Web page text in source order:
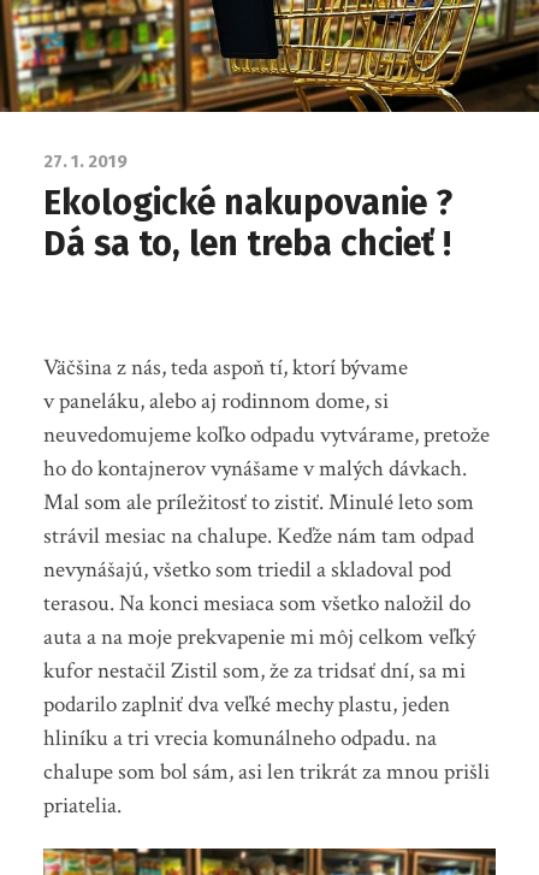
27. 1. 2019
Ekologické nakupovanie ?
Dá sa to, len treba chcieť !
Väčšina z nás, teda aspoň tí, ktorí bývame
v paneláku, alebo aj rodinnom dome, si
neuvedomujeme koľko odpadu vytvárame, pretože
ho do kontajnerov vynášame v malých dávkach.
Mal som ale príležitosť to zistiť. Minulé leto som
strávil mesiac na chalupe. Keďže nám tam odpad
nevynášajú, všetko som triedil a skladoval pod
terasou. Na konci mesiaca som všetko naložil do
auta a na moje prekvapenie mi môj celkom veľký
kufor nestačil Zistil som, že za tridsať dní, sa mi
podarilo zaplniť dva veľké mechy plastu, jeden
hliníku a tri vrecia komunálneho odpadu. na
chalupe som bol sám, asi len trikrát za mnou prišli
priatelia.